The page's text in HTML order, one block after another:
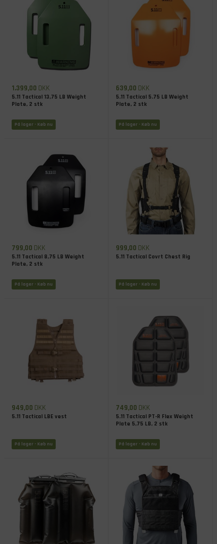
1.399,00 DKK
5.11 Tactical 13,75 LB Weight
Plate, 2 stk
På lager - Køb nu
639,00 DKK
5.11 Tactical 5.75 LB Weight
Plate, 2 stk
På lager - Køb nu
799,00 DKK
5.11 Tactical 8,75 LB Weight
Plate, 2 stk
På lager - Køb nu
999,00 DKK
5.11 Tactical Covrt Chest Rig
På lager - Køb nu
949,00 DKK
5.11 Tactical LBE vest
På lager - Køb nu
749,00 DKK
5.11 Tactical PT-R Flex Weight
Plate 5,75 LB, 2 stk
På lager - Køb nu